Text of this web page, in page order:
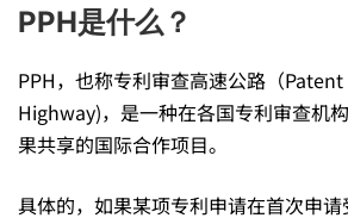
速
海
PPH是什么？
PPH，也称专利审查高速公路（
Highway)，是一种在各国专利审查机
果共享的国际合作项目。
具体的，如果某项专利申请在首次申